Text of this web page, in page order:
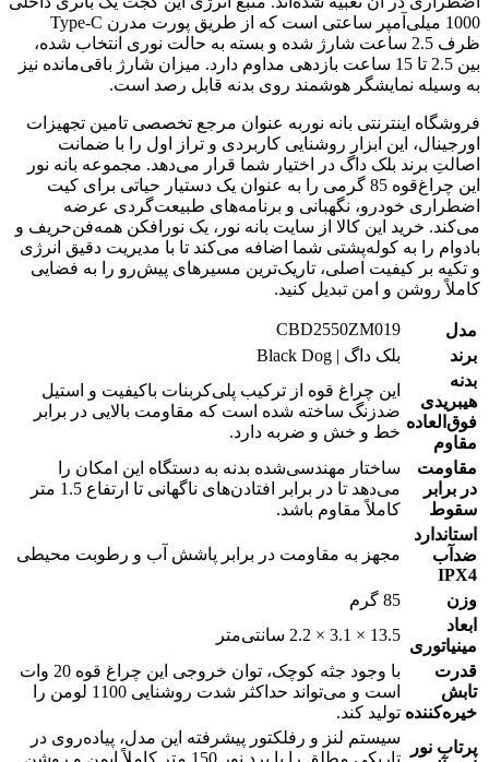
1000 میلی‌آمپر ساعتی است که از طریق پورت مدرن Type-C
ظرف 2.5 ساعت شارژ شده و بسته به حالت نوری انتخاب شده،
بین 2.5 تا 15 ساعت بازدهی مداوم دارد. میزان شارژ باقی‌مانده نیز
به وسیله نمایشگر هوشمند روی بدنه قابل رصد است.
فروشگاه اینترنتی بانه نوربه عنوان مرجع تخصصی تامین تجهیزات
اورجینال، این ابزار روشنایی کاربردی و تراز اول را با ضمانت
اصالتِ برند بلک داگ در اختیار شما قرار می‌دهد. مجموعه بانه نور
این چراغ‌قوه 85 گرمی را به عنوان یک دستیار حیاتی برای کیت
اضطراری خودرو، نگهبانی و برنامه‌های طبیعت‌گردی عرضه
می‌کند. خرید این کالا از سایت بانه نور، یک نورافکن همه‌فن‌حریف و
بادوام را به کوله‌پشتی شما اضافه می‌کند تا با مدیریت دقیق انرژی
و تکیه بر کیفیت اصلی، تاریک‌ترین مسیرهای پیش‌رو را به فضایی
کاملاً روشن و امن تبدیل کنید.
مدل
CBD2550ZM019
برند
بلک داگ | Black Dog
بدنه
هیبریدی
فوق‌العاده
مقاوم
این چراغ قوه از ترکیب پلی‌کربنات باکیفیت و استیل
ضدزنگ ساخته شده است که مقاومت بالایی در برابر
خط و خش و ضربه دارد.
مقاومت
در برابر
سقوط
ساختار مهندسی‌شده بدنه به دستگاه این امکان را
می‌دهد تا در برابر افتادن‌های ناگهانی تا ارتفاع 1.5 متر
کاملاً مقاوم باشد.
استاندارد
ضدآب
IPX4
مجهز به مقاومت در برابر پاشش آب و رطوبت محیطی
وزن
85 گرم
ابعاد
مینیاتوری
13.5 × 3.1 × 2.2 سانتی‌متر
قدرت
تابش
خیره‌کننده
با وجود جثه کوچک، توان خروجی این چراغ قوه 20 وات
است و می‌تواند حداکثر شدت روشنایی 1100 لومن را
تولید کند.
پرتاب نور
سیستم لنز و رفلکتور پیشرفته این مدل، پیاده‌روی در
تاریکی مطلق را با برد نور 150 متر کاملاً ایمن و روشن